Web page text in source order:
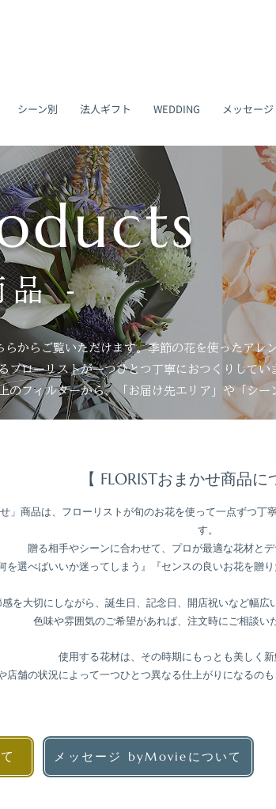
シーン別 法人ギフト WEDDING メッセー
品 -
からご覧いただけます。季節の花を使ったアレ
フローリストが一つひとつ丁寧におつくりして
のフィルターから、「お届け先エリア」や「シ
【 FLORISTおまかせ商品に
せ」商品は、フローリストが旬のお花を使って一点ずつ
す。
贈る相手やシーンに合わせて、プロが最適な花材とデ
何を選べばいいか迷ってしまう』『センスの良いお花を贈
を大切にしながら、誕生日、記念日、開店祝いなど幅広
色味や雰囲気のご希望があれば、注文時にご相談い
使用する花材は、その時期にもっとも美しく新
店舗の状況によって一つひとつ異なる仕上がりになるの
メッセージ byMovieについて